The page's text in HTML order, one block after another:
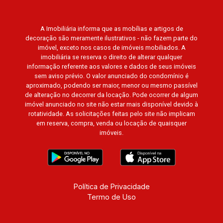
Fé, Villa Victória, Bosque das Colinas, Fazenda
Santa Maria, Baraúna Residencial, Villa de
Buenos Aires, Magnólias, Vila do Golfe, Vila
Verde, Country Village, San Remo, Residencial
Jardim Canadá, Torino, Città di Positano, San
Diego, Quinta da Alvorada, Monte Rey, Garden
Villa e Quinta do Golfe. Avenida João Fiúsa,
1051 - Alto da Boa Vista | Ribeirão Preto.
A Imobiliária informa que as mobílias e artigos de
decoração são meramente ilustrativos - não fazem parte do
imóvel, exceto nos casos de imóveis mobiliados. A
imobiliária se reserva o direito de alterar qualquer
informação referente aos valores e dados de seus imóveis
sem aviso prévio. O valor anunciado do condomínio é
aproximado, podendo ser maior, menor ou mesmo passível
de alteração no decorrer da locação. Pode ocorrer de algum
imóvel anunciado no site não estar mais disponível devido à
rotatividade. As solicitações feitas pelo site não implicam
em reserva, compra, venda ou locação de quaisquer
imóveis.
Política de Privacidade
Termo de Uso